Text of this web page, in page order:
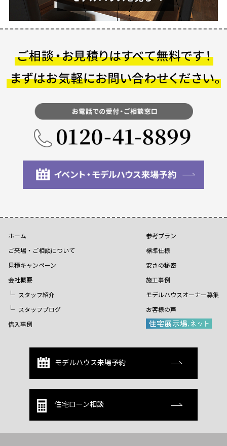
ホーム
ご来場・ご相談について
見積キャンペーン
会社概要
スタッフ紹介
スタッフブログ
借入事例
参考プラン
標準仕様
安さの秘密
施工事例
モデルハウスオーナー募集
お客様の声
モデルハウス来場予約
住宅ローン相談